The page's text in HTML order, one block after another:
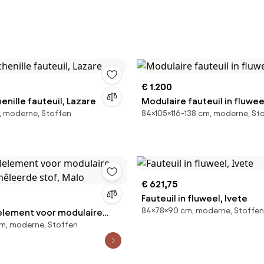
fauteuil, Lazare
moderne, Stoffen
€ 1.200
Modulaire fauteuil in
84×105×116-138 cm, moderne,
voor modulaire
stof, Malo
moderne, Stoffen
€ 621,75
Fauteuil in fluweel, Ivete
84×78×90 cm, moderne, Stoffen